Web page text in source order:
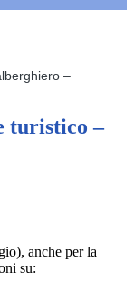
–
turistico –
anche per la
su: